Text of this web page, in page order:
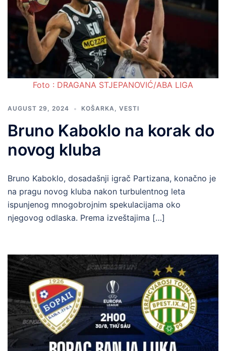
Foto : DRAGANA STJEPANOVIĆ/ABA LIGA
AUGUST 29, 2024 KOŠARKA, VESTI
Bruno Kaboklo na korak do
novog kluba
Bruno Kaboklo, dosadašnji igrač Partizana, konačno je
na pragu novog kluba nakon turbulentnog leta
ispunjenog mnogobrojnim spekulacijama oko
njegovog odlaska. Prema izveštajima […]